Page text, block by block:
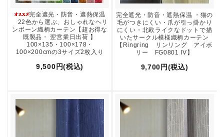
完全遮光・防音・遮熱保温
22色から選ぶ、おしゃれなヘリ
ンボーン織柄カーテン【超お得な
既製品・ 翌営業日出荷 】
100×135・100×178・
100×200cmの3サイズ2枚入り
9,500円(税込)
完全遮光・防音・遮熱保温 ・猫の
毛がつきにくい・爪が引っ掛かり
にくい・北欧ライクなドットで描
いたサークル模様織柄カーテン
【Ringring リンリング アイボ
リー FG0801 IV】
9,700円(税込)